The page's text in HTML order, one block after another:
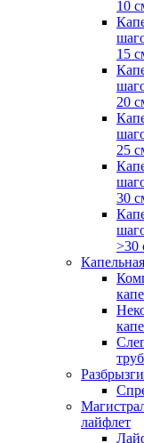
10
15
20
25
30
>30
лайфлет